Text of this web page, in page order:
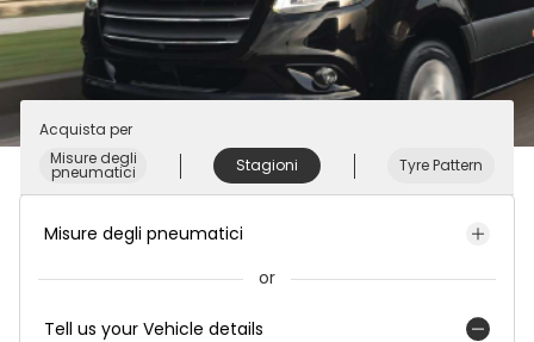
Acquista per
Misure degli
pneumatici Stagioni Tyre Pattern
Misure degli pneumatici
or
Tell us your Vehicle details